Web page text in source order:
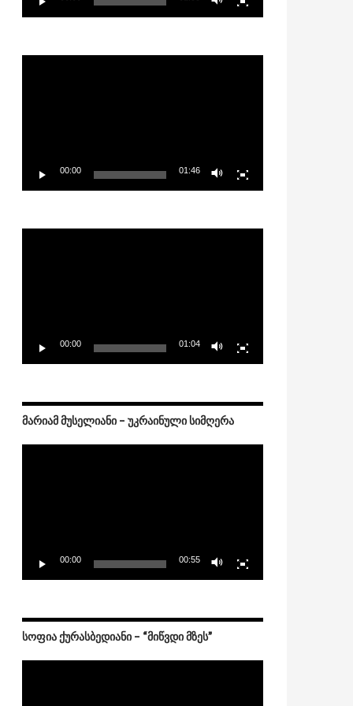
00:00 01:46
00:00 01:04
ᲛᲐᲠᲘᲐᲛ ᲛᲣᲡᲔᲚᲘᲐᲜᲘ – ᲣᲙᲠᲐᲘᲜᲣᲚᲘ ᲡᲘᲛᲦᲔᲠᲐ
00:00 00:55
ᲡᲝᲤᲘᲐ ᲥᲣᲠᲐᲡᲑᲔᲓᲘᲐᲜᲘ – “ᲛᲘᲬᲕᲓᲘ ᲛᲖᲔᲡ”